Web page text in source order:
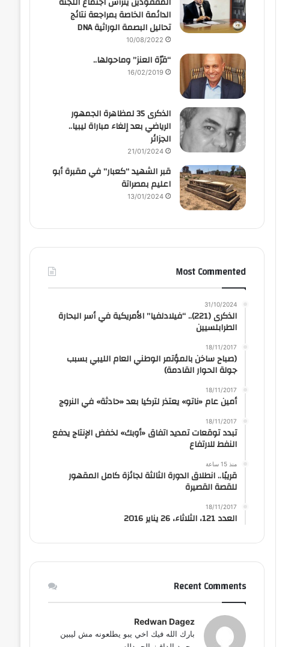
الدائمة الخاصة بمراجعة نتائج
تحاليل البصمة الوراثية DNA
10/08/2022
“قرّة العنز” وماحولها..
16/02/2019
الذكرى 35 لمظاهرة الجمهور
الرياضي بعد إلغاء مباراة ليبيا..
الجزائر
21/01/2024
قبر الشهيد “كعبار” في مقبرة أبو
اعليم بمصراتة
13/01/2024
Most Commented
31/10/2024
الذكرى (221).. “فيلادلفيا” الأمريكية في أسر البحارة
الطرابلسيين
18/11/2017
(صباح ساخن بالمؤتمر الوطني العام الليبي بسبب
جولة الحوار القادمة)
18/11/2017
أمين عام «ناتو» يعتذر لتركيا بعد «حادثة» في النروج
18/11/2017
تبدد توقعات تمديد اتفاق «أوبك» لخفض الإنتاج يدفع
النفط للارتفاع
منذ 15 ساعة
قريبًا.. انطلاق الدورة الثالثة لجائزة كامل المقهور
للقصة القصيرة
18/11/2017
العدد 121، الثلاثاء، 26 يناير 2016
Recent Comments
Redwan Dagez
بارك الله فيك اخي يبو يطلعونه مش ليبين